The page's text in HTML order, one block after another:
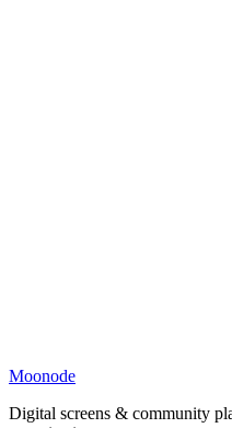
Moonode
Digital screens & community